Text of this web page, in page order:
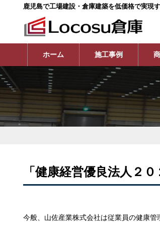
鹿児島で工場建設・倉庫建築を低価格で実現
ホーム 施工事例
「健康経営優良法人２
今般、山佐産業株式会社は従業員の健康